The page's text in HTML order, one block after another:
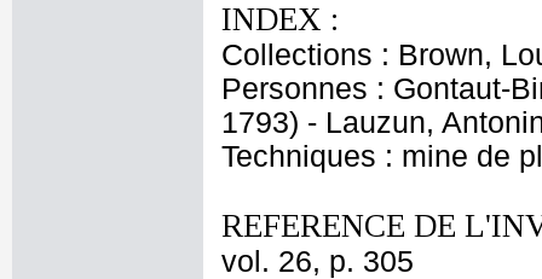
INDEX :
Collections : Brown,
Personnes : Gontaut-
1793) - Lauzun,
Techniques : mine de
REFERENCE DE
vol. 26, p. 305